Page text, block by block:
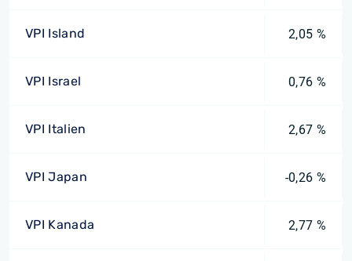
VPI Island 2,05 %
VPI Israel 0,76 %
VPI Italien 2,67 %
VPI Japan -0,26 %
VPI Kanada 2,77 %